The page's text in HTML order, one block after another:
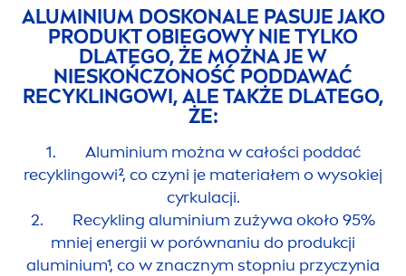
ALUMINIUM DOSKONALE PASUJE JAKO
PRODUKT OBIEGOWY NIE TYLKO
DLATEGO, ŻE MOŻNA JE W
NIESKOŃCZONOŚĆ PODDAWAĆ
RECYKLINGOWI, ALE TAKŻE DLATEGO,
ŻE:
1. Aluminium można w całości poddać
recyklingowi², co czyni je materiałem o wysokiej
cyrkulacji.
2. Recykling aluminium zużywa około 95%
mniej energii w porównaniu do produkcji
aluminium¹, co w znacznym stopniu przyczynia